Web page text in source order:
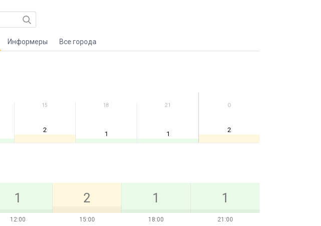
Информеры Все города
15
2
18
1
21
1
0
2
12:00
1
15:00
2
18:00
1
21:00
1